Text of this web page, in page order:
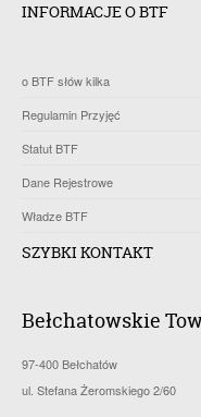
INFORMACJE O BTF
o BTF słów kilka
Regulamin Przyjęć
Statut BTF
Dane Rejestrowe
Władze BTF
SZYBKI KONTAKT
Bełchatowskie
97-400 Bełchatów
ul. Stefana Żeromskiego 2/60